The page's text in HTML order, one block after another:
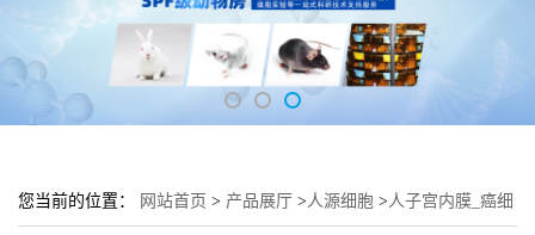
您当前的位置： 网站首页 > 产品展厅 >人源细胞 >人子宫内膜_癌细